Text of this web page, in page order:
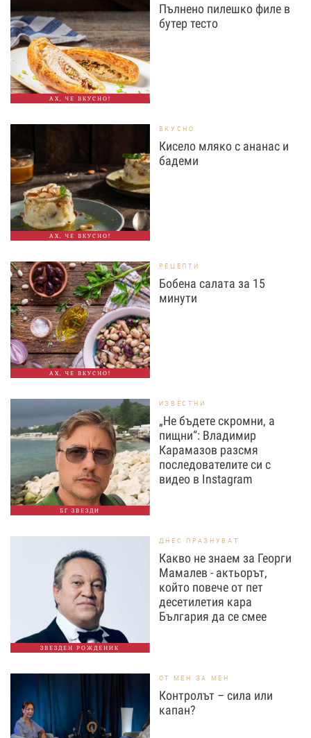
АХ, ЧЕ ВКУСНО!
Пълнено пилешко филе в
бутер тесто
АХ, ЧЕ ВКУСНО!
ВКУСНО
Кисело мляко с ананас и
бадеми
АХ, ЧЕ ВКУСНО!
РЕЦЕПТИ
Бобена салата за 15
минути
БГ ЗВЕЗДИ
ИЗВЕСТНИ
„Не бъдете скромни, а
пищни“: Владимир
Карамазов разсмя
последователите си с
видео в Instagram
ЗВЕЗДЕН РОЖДЕНИК
ДНЕС ПРАЗНУВАТ
Какво не знаем за Георги
Мамалев - актьорът,
който повече от пет
десетилетия кара
България да се смее
ОТ МЕН ЗА МЕН
Контролът – сила или
капан?